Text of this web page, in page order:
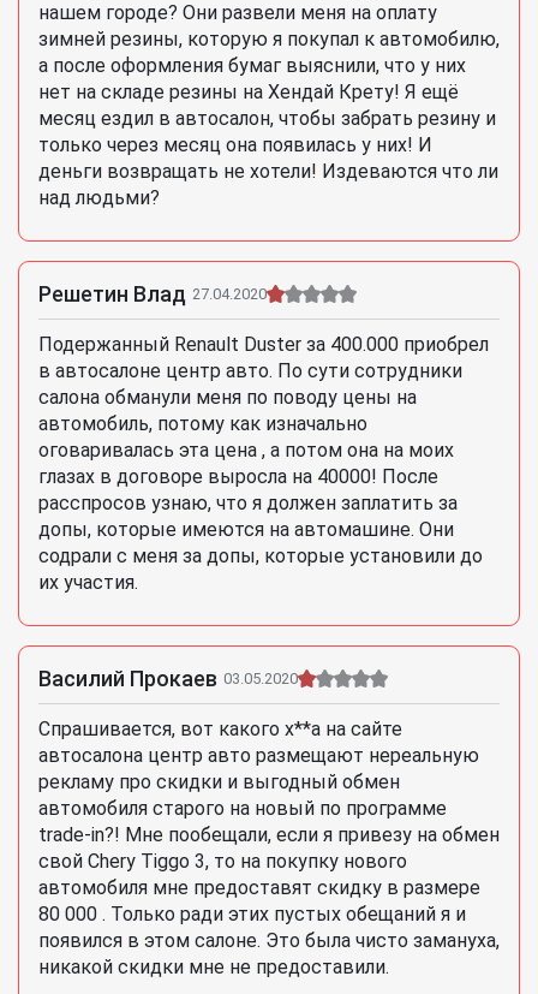
нашем городе? Они развели меня на оплату
зимней резины, которую я покупал к автомобилю,
а после оформления бумаг выяснили, что у них
нет на складе резины на Хендай Крету! Я ещё
месяц ездил в автосалон, чтобы забрать резину и
только через месяц она появилась у них! И
деньги возвращать не хотели! Издеваются что ли
над людьми?
Решетин Влад 27.04.2020
Подержанный Renault Duster за 400.000 приобрел
в автосалоне центр авто. По сути сотрудники
салона обманули меня по поводу цены на
автомобиль, потому как изначально
оговаривалась эта цена , а потом она на моих
глазах в договоре выросла на 40000! После
расспросов узнаю, что я должен заплатить за
допы, которые имеются на автомашине. Они
содрали с меня за допы, которые установили до
их участия.
Василий Прокаев 03.05.2020
Спрашивается, вот какого х**а на сайте
автосалона центр авто размещают нереальную
рекламу про скидки и выгодный обмен
автомобиля старого на новый по программе
trade-in?! Мне пообещали, если я привезу на обмен
свой Chery Tiggo 3, то на покупку нового
автомобиля мне предоставят скидку в размере
80 000 . Только ради этих пустых обещаний я и
появился в этом салоне. Это была чисто замануха,
никакой скидки мне не предоставили.